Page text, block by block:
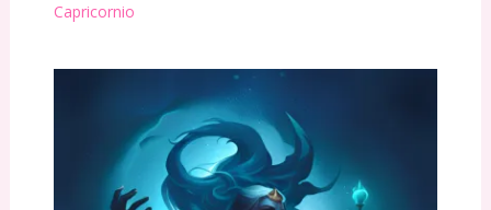
Capricornio